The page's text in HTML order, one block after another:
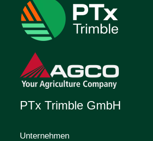
PTx Trimble GmbH
Unternehmen